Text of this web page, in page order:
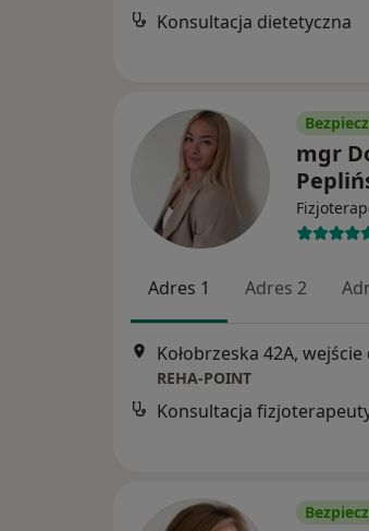
Konsultacja dietetyczna
mgr
Adres 1 Adres 2
REHA-POINT
Konsultacja